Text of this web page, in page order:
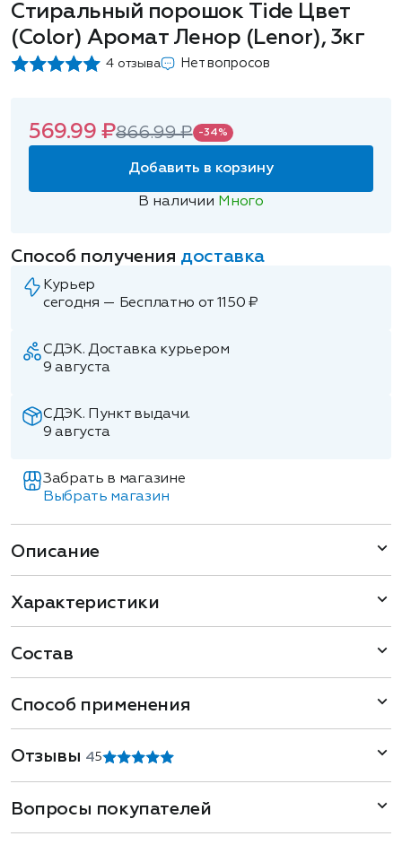
Стиральный порошок Tide Цвет
(Color) Аромат Ленор (Lenor), 3кг
4 отзыва Нет вопросов
569.99 ₽866.99 ₽ -34%
Добавить в корзину
В наличии Много
Способ получения доставка
Курьер
сегодня — Бесплатно от 1150 ₽
СДЭК. Доставка курьером
9 августа
СДЭК. Пункт выдачи.
9 августа
Забрать в магазине
Выбрать магазин
Описание
Характеристики
Состав
Способ применения
Отзывы 45
Вопросы покупателей